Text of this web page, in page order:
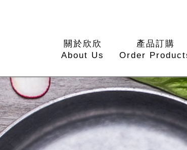
關於欣欣
About Us
產品訂購
Order